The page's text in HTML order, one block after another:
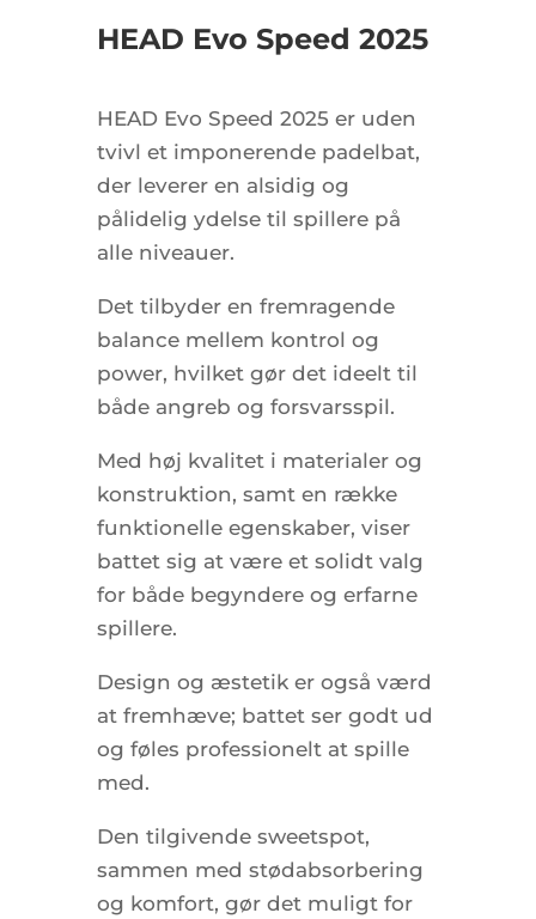
HEAD Evo Speed 2025
HEAD Evo Speed 2025 er uden
tvivl et imponerende padelbat,
der leverer en alsidig og
pålidelig ydelse til spillere på
alle niveauer.
Det tilbyder en fremragende
balance mellem kontrol og
power, hvilket gør det ideelt til
både angreb og forsvarsspil.
Med høj kvalitet i materialer og
konstruktion, samt en række
funktionelle egenskaber, viser
battet sig at være et solidt valg
for både begyndere og erfarne
spillere.
Design og æstetik er også værd
at fremhæve; battet ser godt ud
og føles professionelt at spille
med.
Den tilgivende sweetspot,
sammen med stødabsorbering
og komfort, gør det muligt for